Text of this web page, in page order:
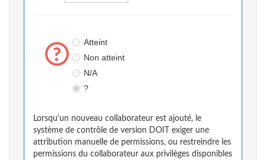
Atteint
Non atteint
N/A
?
Lorsqu'un nouveau collaborateur est ajouté, le
système de contrôle de version DOIT exiger une
attribution manuelle de permissions, ou restreindre les
permissions du collaborateur aux privilèges disponibles